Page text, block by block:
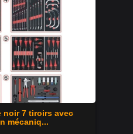
noir 7 tiroirs avec
mécaniq...